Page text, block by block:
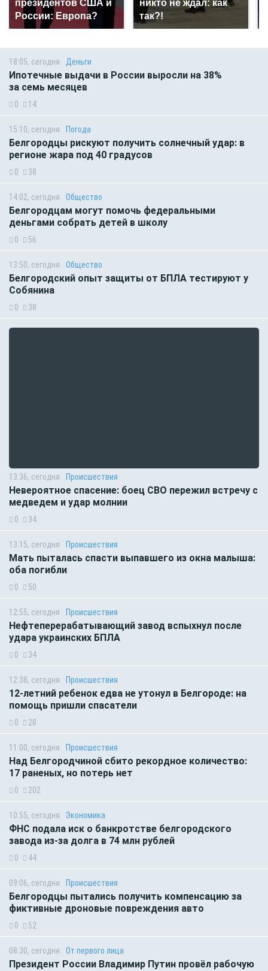
президентов США и
России: Европа?
никто не ждал: как
так?!
18:05, сегодня Деньги
Ипотечные выдачи в России выросли на 38%
за семь месяцев
0 14
15:10, сегодня Погода
Белгородцы рискуют получить солнечный удар: в
регионе жара под 40 градусов
0 38
14:02, сегодня Общество
Белгородцам могут помочь федеральными
деньгами собрать детей в школу
0 56
13:50, сегодня Общество
Белгородский опыт защиты от БПЛА тестируют у
Собянина
0 38
13:36, сегодня Происшествия
Невероятное спасение: боец СВО пережил встречу с
медведем и удар молнии
0 34
13:15, сегодня Происшествия
Мать пыталась спасти выпавшего из окна малыша:
оба погибли
0 50
12:55, сегодня Происшествия
Нефтеперерабатывающий завод вспыхнул после
удара украинских БПЛА
0 34
12:38, сегодня Происшествия
12-летний ребенок едва не утонул в Белгороде: на
помощь пришли спасатели
0 28
11:00, сегодня Происшествия
Над Белгородчиной сбито рекордное количество:
17 раненых, но потерь нет
0 202
10:55, сегодня Экономика
ФНС подала иск о банкротстве белгородского
завода из-за долга в 74 млн рублей
0 44
09:06, сегодня Происшествия
Белгородцы пытались получить компенсацию за
фиктивные дроновые повреждения авто
0 52
08:30, сегодня От первого лица
Президент России Владимир Путин провёл рабочую